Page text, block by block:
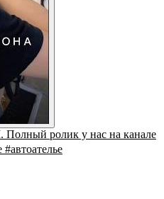
Полный ролик у нас на канале